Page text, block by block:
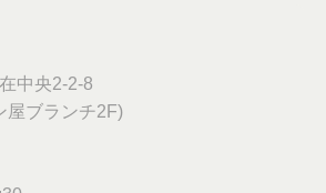
中央2-2-8
屋ブランチ2F)